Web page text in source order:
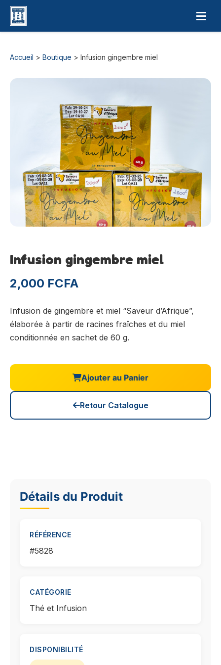
Accueil > Boutique > Infusion gingembre miel
Infusion gingembre miel
2,000 FCFA
Infusion de gingembre et miel “Saveur d’Afrique”,
élaborée à partir de racines fraîches et du miel
conditionnée en sachet de 60 g.
Ajouter au Panier
Retour Catalogue
Détails du Produit
RÉFÉRENCE
#5828
CATÉGORIE
Thé et Infusion
DISPONIBILITÉ